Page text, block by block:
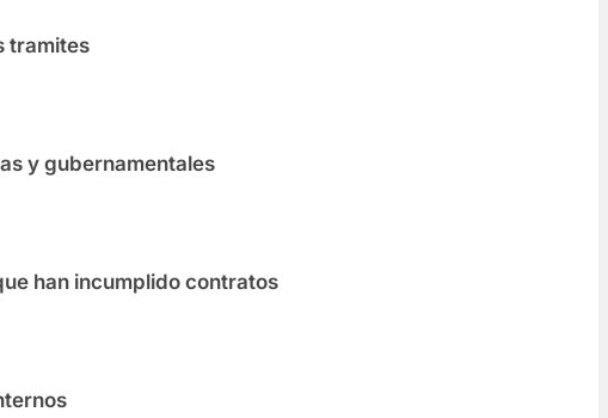
tramites
y gubernamentales
han incumplido contratos